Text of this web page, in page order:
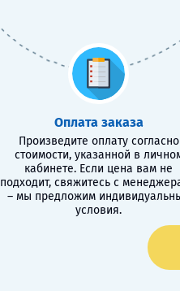
Оплата заказа
Произведите оплату согласно
стоимости, указанной в
кабинете. Если цена вам не
подходит, свяжитесь с
– мы предложим
условия.